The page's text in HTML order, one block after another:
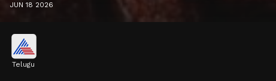
JUN 18 2026
Telugu